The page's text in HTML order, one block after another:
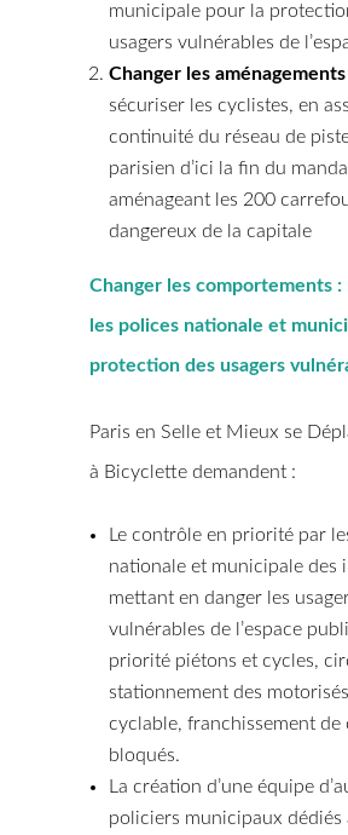
municipale pour la
usagers vulnérables de
Changer les aménagements
sécuriser les cyclistes, en
continuité du réseau de
parisien d’ici la fin du
aménageant les 200
dangereux de la capitale
Changer les comportements :
les polices nationale et
protection des usagers
Paris en Selle et Mieux se
à Bicyclette demandent :
Le contrôle en priorité par
nationale et municipale des
mettant en danger les
vulnérables de l’espace
priorité piétons et cycles,
stationnement des
cyclable, franchissement de
bloqués.
La création d’une équipe
policiers municipaux dédiés